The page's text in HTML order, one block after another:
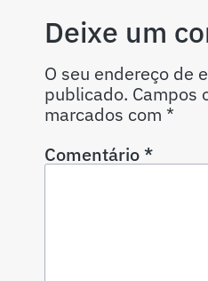
Deixe um
O seu endereço de
publicado. Campos
marcados com *
Comentário*